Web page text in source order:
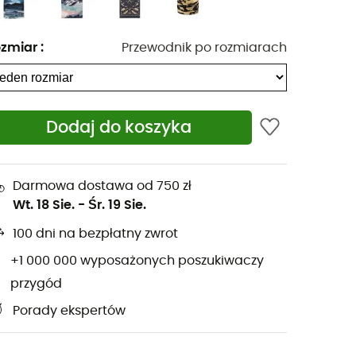
: Przewodnik po rozmiarach
Dodaj do koszyka
Darmowa dostawa od 750 zł
Wt. 18 Sie. - Śr. 19 Sie.
100 dni na bezpłatny zwrot
+1 000 000 wyposażonych poszukiwaczy
przygód
Porady ekspertów